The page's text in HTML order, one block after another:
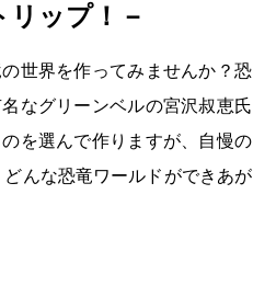
ップ！－
世界を作ってみませんか？恐
なグリーンベルの宮沢叔恵氏
を選んで作りますが、自慢の
んな恐竜ワールドができあが